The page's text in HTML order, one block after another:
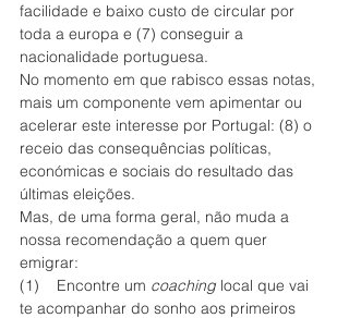
facilidade e baixo custo de circular por
toda a europa e (7) conseguir a
nacionalidade portuguesa.
No momento em que rabisco essas notas,
mais um componente vem apimentar ou
acelerar este interesse por Portugal: (8) o
receio das consequências políticas,
económicas e sociais do resultado das
últimas eleições.
Mas, de uma forma geral, não muda a
nossa recomendação a quem quer
emigrar:
(1)    Encontre um coaching local que vai
te acompanhar do sonho aos primeiros